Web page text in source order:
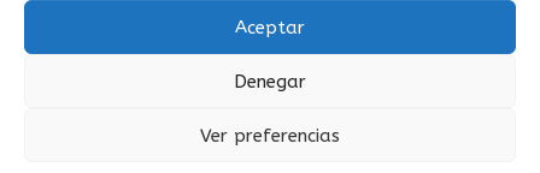
Aceptar
Denegar
Ver preferencias